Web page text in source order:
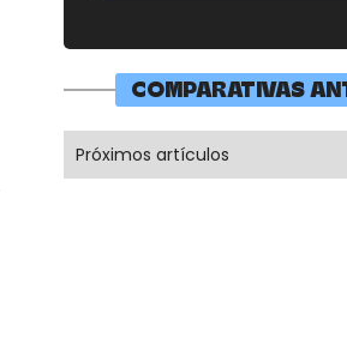
COMPARATIVAS
Próximos artículos